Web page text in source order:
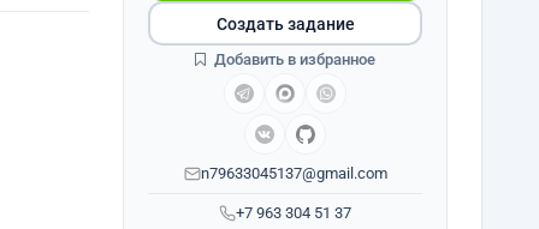
+7 963 304 51 37
n79633045137@gmail.com
Создать задание
Добавить в избранное